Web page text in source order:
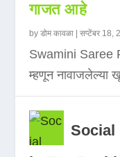
गाजत आहे
byडोम कावळा |सप्टेंबर 18,
Swamini Saree
म्हणून नावाजलेल्या
Social